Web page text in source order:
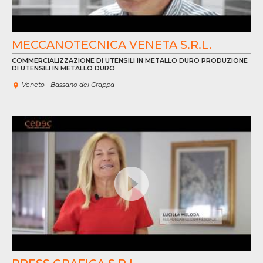
MECCANOTECNICA VENETA S.R.L.
COMMERCIALIZZAZIONE DI UTENSILI IN METALLO DURO PRODUZIONE
DI UTENSILI IN METALLO DURO
Veneto - Bassano del Grappa